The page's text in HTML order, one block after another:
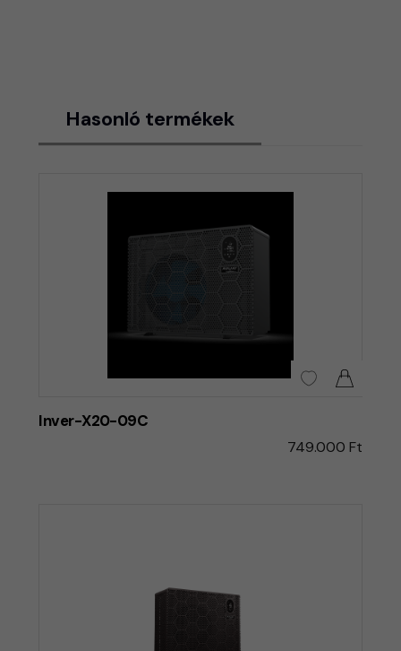
Hasonló termékek
Inver-X20-09C
749.000 Ft